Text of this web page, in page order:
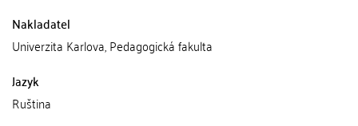
Nakladatel
Univerzita Karlova, Pedagogická fakulta
Jazyk
Ruština